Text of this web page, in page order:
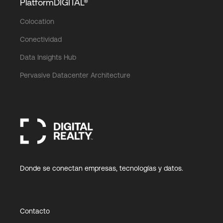
Colocation
Conectividad
Data Insights Hub
Pervasive Datacenter Architecture
Donde se conectan empresas, tecnologías y datos.
Contacto